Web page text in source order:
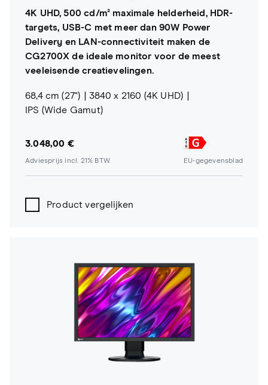
4K UHD, 500 cd/m² maximale helderheid, HDR-
targets, USB-C met meer dan 90W Power
Delivery en LAN-connectiviteit maken de
CG2700X de ideale monitor voor de meest
veeleisende creatievelingen.
68,4 cm (27")
3840 x 2160 (4K UHD)
IPS (Wide Gamut)
3.048,00 €
Adviesprijs incl. 21% BTW. EU-gegevensblad
Product vergelijken